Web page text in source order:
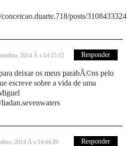
posts/
2014 Ã s 14:15:15 Responder
deixar os meus parabÃ©ns pelo
escreve sobre a vida de uma
2014 Ã s 14:44:39 Responder